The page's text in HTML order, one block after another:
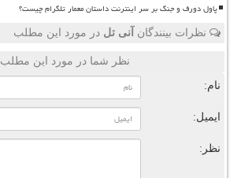
پاول دورف و جنگ بر سر اینترنت داستان معمار تلگرام چیست؟
نظرات بینندگان آنی تل در مورد این مطلب
نظر شما در مورد این مطلب
نام:
ایمیل:
نظر: